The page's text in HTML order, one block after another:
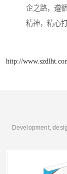
企之路，遵
精神，精心
http://
Development,